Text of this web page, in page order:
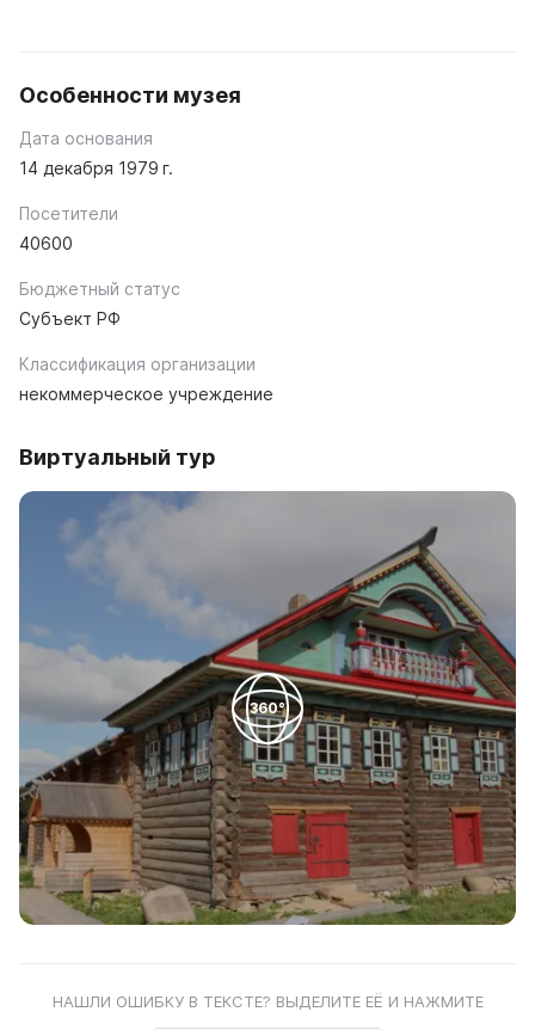
Особенности музея
Дата основания
14 декабря 1979 г.
Посетители
40600
Бюджетный статус
Субъект РФ
Классификация организации
некоммерческое учреждение
Виртуальный тур
360°
НАШЛИ ОШИБКУ В ТЕКСТЕ? ВЫДЕЛИТЕ ЕЁ И НАЖМИТЕ